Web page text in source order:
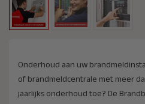
Onderhoud aan uw
of brandmeldcentrale met meer
jaarlijks onderhoud toe? De